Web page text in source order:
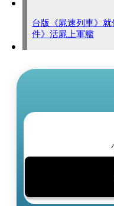
台版《屍速列車》
件》活屍上軍艦